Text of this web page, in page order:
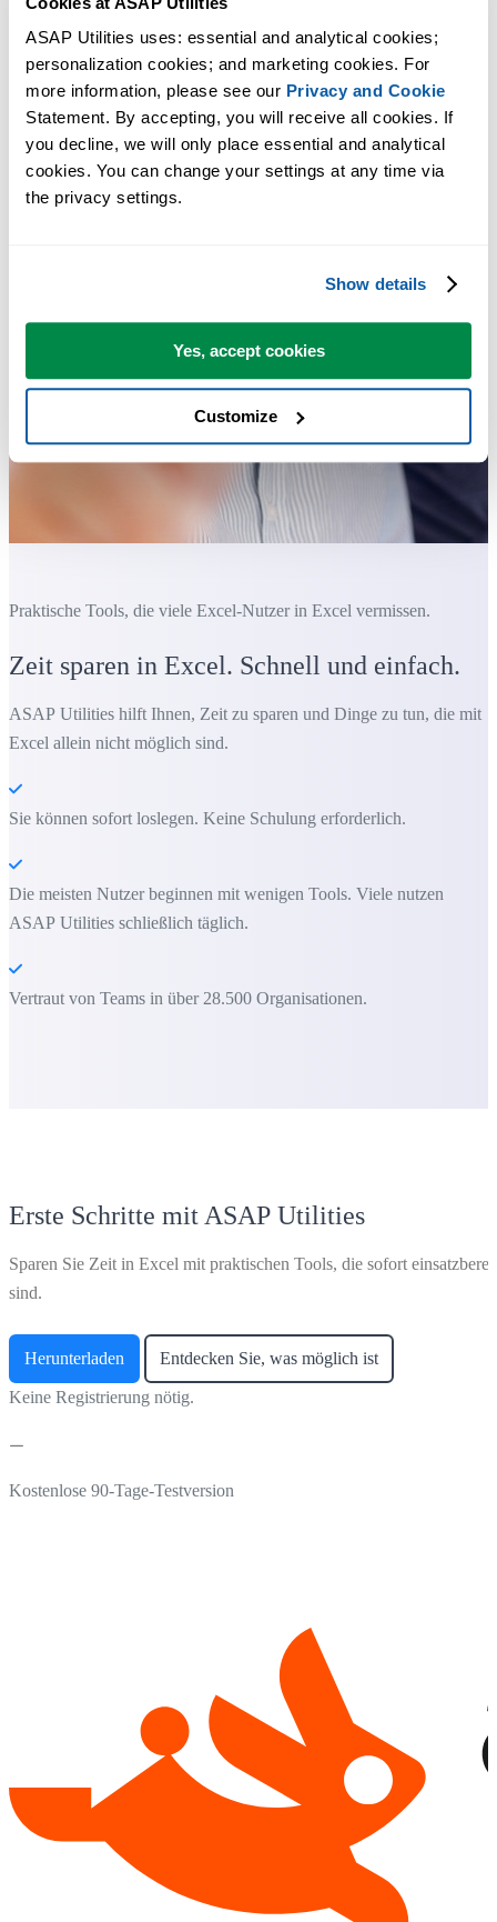
ASAP Utilities uses: essential and analytical cookies;
personalization cookies; and marketing cookies. For
more information, please see our Privacy and Cookie
Statement. By accepting, you will receive all cookies. If
you decline, we will only place essential and analytical
cookies. You can change your settings at any time via
the privacy settings.
Show details
Yes, accept cookies
Customize
Praktische Tools, die viele Excel-Nutzer in Excel vermissen.
Zeit sparen in Excel. Schnell und einfach.
ASAP Utilities hilft Ihnen, Zeit zu sparen und Dinge zu tun, die mit
Excel allein nicht möglich sind.
Sie können sofort loslegen. Keine Schulung erforderlich.
Die meisten Nutzer beginnen mit wenigen Tools. Viele nutzen
ASAP Utilities schließlich täglich.
Vertraut von Teams in über 28.500 Organisationen.
Erste Schritte mit ASAP Utilities
Sparen Sie Zeit in Excel mit praktischen Tools, die sofort einsatzbereit
sind.
Herunterladen Entdecken Sie, was möglich ist
Keine Registrierung nötig.
Kostenlose 90-Tage-Testversion